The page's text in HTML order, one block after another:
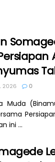
2026 0
Muda
ini ...